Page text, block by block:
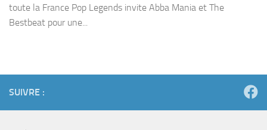
toute la France Pop Legends invite Abba Mania et The
Bestbeat pour une...
SUIVRE :